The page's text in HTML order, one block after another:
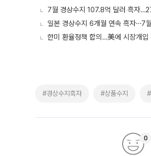
7월 경상수지 107.8억 달러 흑자
일본 경상수지 6개월 연속 흑자⋯7
한미 환율정책 합의…美에 시장개
#경상수지흑자 #상품수지
0